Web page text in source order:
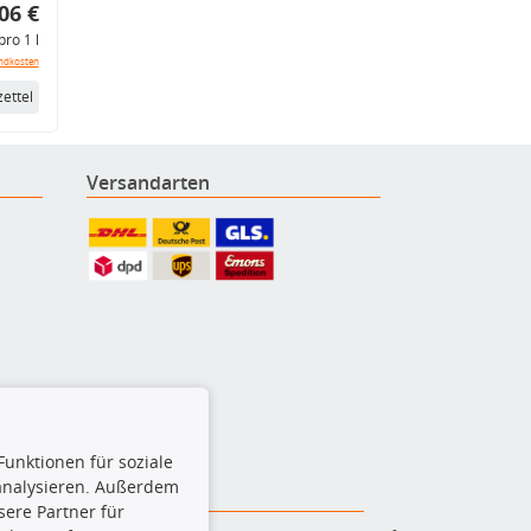
€
1 l
Versandarten
für soziale
Außerdem
Partner für